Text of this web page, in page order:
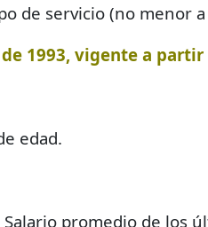
de servicio (no menor
1993, vigente a
edad.
promedio de los